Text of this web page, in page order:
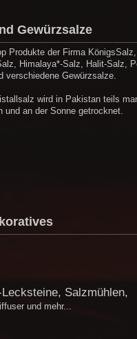
Gewürzsalze
Produkte der Firma
Himalaya*-Salz,
Halit-Salz,
verschiedene Gewürzsalze.
wird in Pakistan teils
und an der Sonne getrocknet.
Salzmühlen,
und mehr...